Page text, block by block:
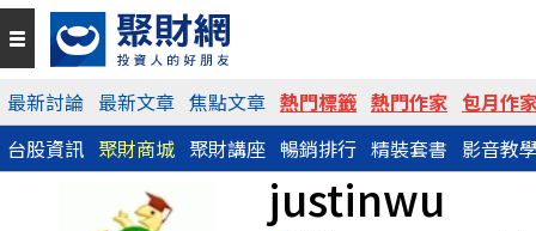
最新討論 最新文章 焦點文章 熱門標籤 熱門作家 包月作
台股資訊 聚財商城 聚財講座 暢銷排行 精裝套書 影音教
justinwu
QR Code
https://www.wearn.com/blog.asp?id=41707
分享網址